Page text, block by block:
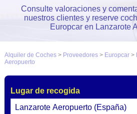
Consulte valoraciones y
nuestros clientes y reserve
Europcar en Lanzarote
Alquiler de Coches> Proveedores> Europcar>
Aeropuerto
Lugar de recogida